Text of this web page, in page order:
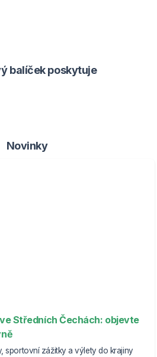
balíček poskytuje
Novinky
Středních Čechách: objevte
sportovní zážitky a výlety do krajiny